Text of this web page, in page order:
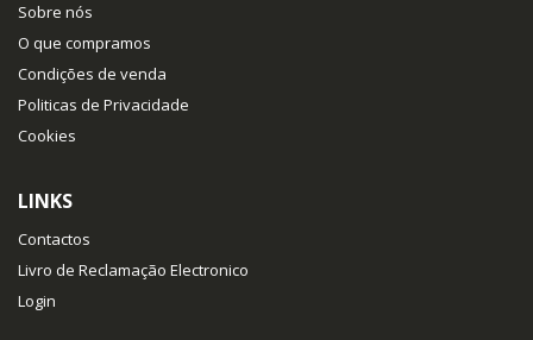
Sobre nós
O que compramos
Condições de venda
Politicas de Privacidade
Cookies
LINKS
Contactos
Livro de Reclamação Electronico
Login